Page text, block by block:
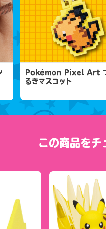
Pokémon Pixel Art
るきマスコット
この商品をチ